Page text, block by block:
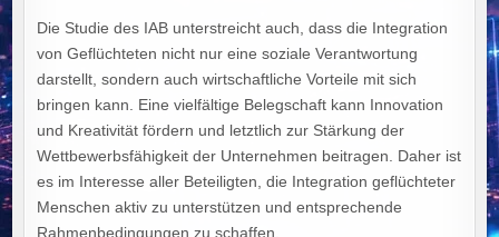
Die Studie des IAB unterstreicht auch, dass die Integration
von Geflüchteten nicht nur eine soziale Verantwortung
darstellt, sondern auch wirtschaftliche Vorteile mit sich
bringen kann. Eine vielfältige Belegschaft kann Innovation
und Kreativität fördern und letztlich zur Stärkung der
Wettbewerbsfähigkeit der Unternehmen beitragen. Daher ist
es im Interesse aller Beteiligten, die Integration geflüchteter
Menschen aktiv zu unterstützen und entsprechende
Rahmenbedingungen zu schaffen.